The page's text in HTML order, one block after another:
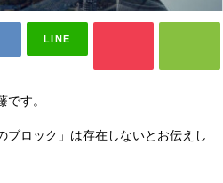
LINE
す。
ブロック」は存在しないとお伝えし